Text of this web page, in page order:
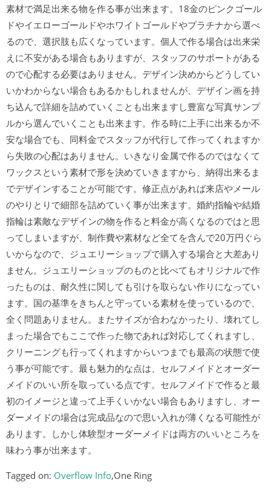
素材で満足出来る物を作る事が出来ます。18金のピンクゴール
ドやイエローゴールドやホワイトゴールドやプラチナから選べ
るので、選択肢も広くなっています。個人で作る場合は出来栄
えに不安がある場合もありますが、スタッフのサポートがある
ので心配する必要はありません。デザイン決めからどうしてい
いかわからない場合もあるかもしれませんが、デザイン画を持
ち込んで詳細を詰めていくことも出来ますし豊富な写真サンプ
ルから選んでいくことも出来ます。作る時に上手に出来るか不
安な場合でも、同料金でスタッフが代行して作ってくれますか
ら失敗の心配はありません。いきなり金属で作るのではなくて
ワックスという素材で形を決めていきますから、納得出来るま
でデザインすることが可能です。修正点があれば来店やメール
のやりとりで細部を詰めていく事が出来ます。婚約指輪や結婚
指輪は素敵なデザインの物を作ると料金が高くなるのではと思
ってしまいますが、制作費や素材など全てを含んで20万円ぐら
いからなので、ジュエリーショップで購入する場合と大差あり
ません。ジュエリーショップのものと比べてもオリジナルで作
ったものは、耐久性に関しても引けを取らない作りになってい
ます。国の基準をきちんと守っている素材を使っているので、
全く問題ありません。またサイズが合わなかったり、壊れてし
まった場合でもここで作った物であれば対応してくれますし、
クリーニングも行ってくれますからいつまでも最高の状態で使
う事が可能です。最も魅力的な点は、セルフメイドとオーダー
メイドのいい所を取っている点です。セルフメイドで作ると最
初のイメージと違って上手くいかない場合もありますし、オー
ダーメイドの場合は完成品なので思い入れが薄くなる可能性が
あります。しかし体験型オーダーメイドは両方のいいところを
味わう事が出来ます。
Tagged on: Overflow Info,One Ring